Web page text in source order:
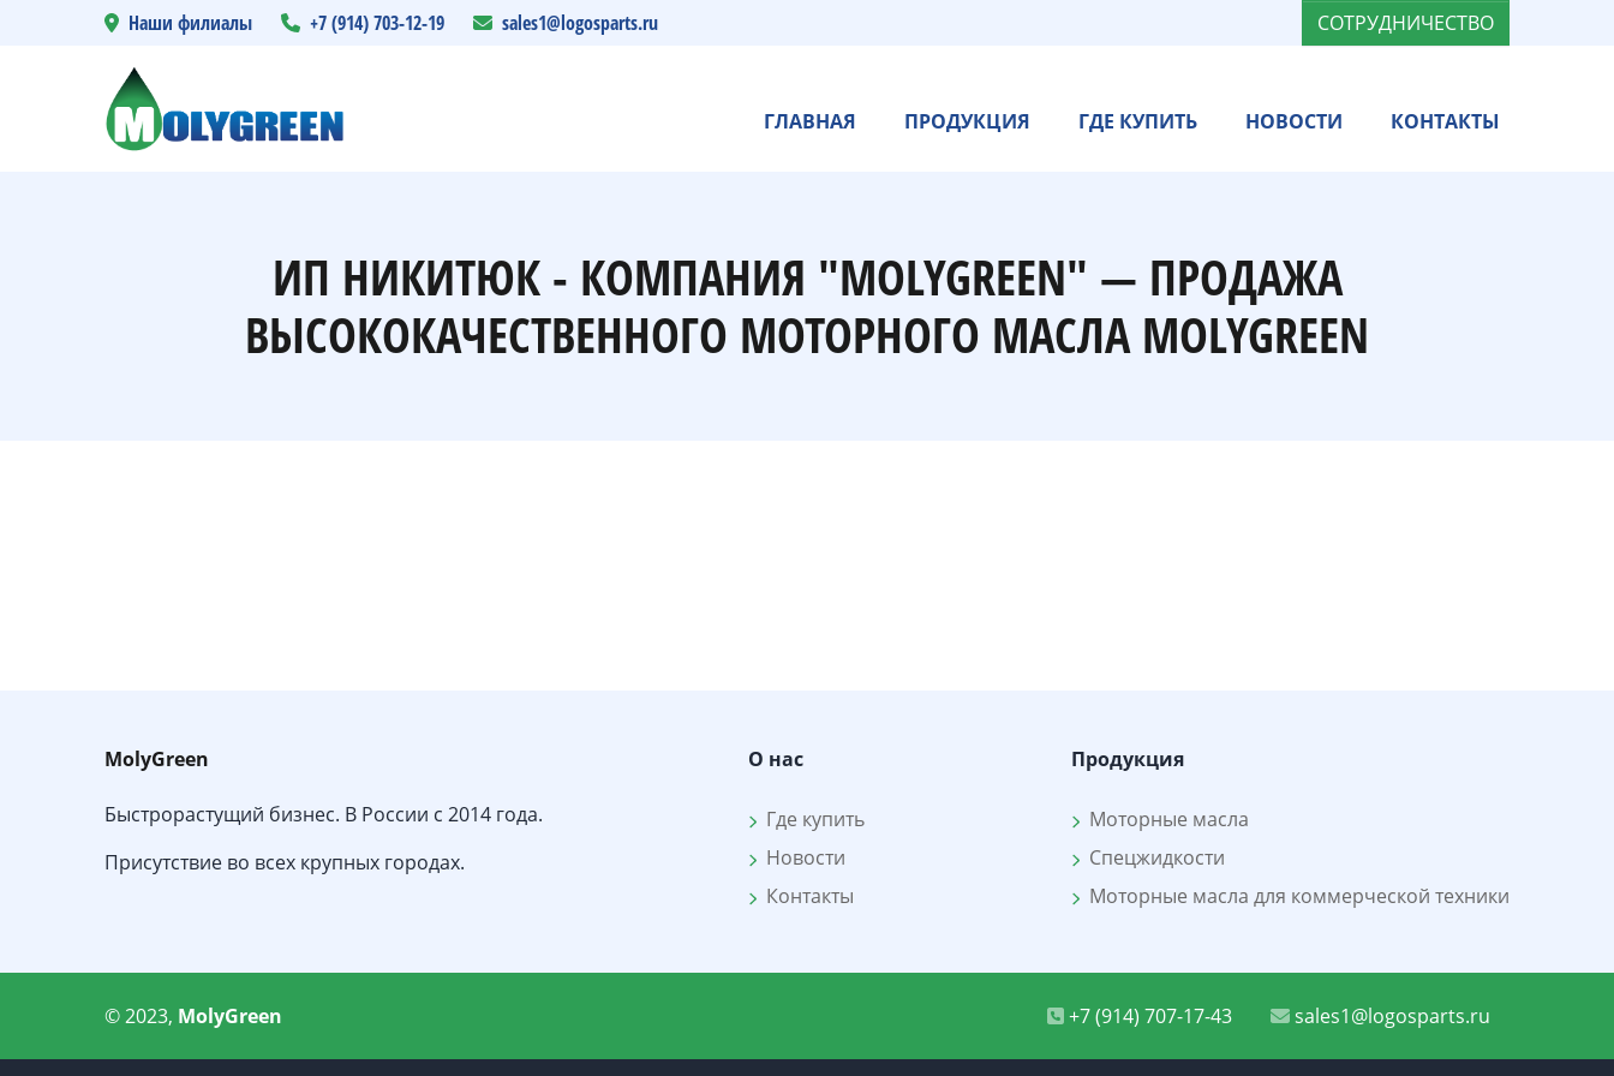
ГЛАВНАЯ ПРОДУКЦИЯ ГДЕ КУПИТЬ НОВОСТИ КОНТАКТЫ
Наши филиалы +7 (914) 703-12-19 sales1@logosparts.ru СОТРУДНИЧЕСТВО
ИП НИКИТЮК - КОМПАНИЯ "MOLYGREEN" — ПРОДАЖА
ВЫСОКОКАЧЕСТВЕННОГО МОТОРНОГО МАСЛА MOLYGREEN
MolyGreen
Быстрорастущий бизнес. В России с 2014 года.
Присутствие во всех крупных городах.
О нас
Где купить
Новости
Контакты
Продукция
Моторные масла
Спецжидкости
Моторные масла для коммерческой техники
© 2023, MolyGreen +7 (914) 707-17-43 sales1@logosparts.ru